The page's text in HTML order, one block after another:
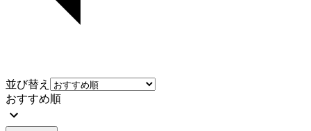
並び替え
おすすめ順